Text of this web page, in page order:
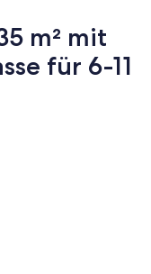
m² mit
für 6-11